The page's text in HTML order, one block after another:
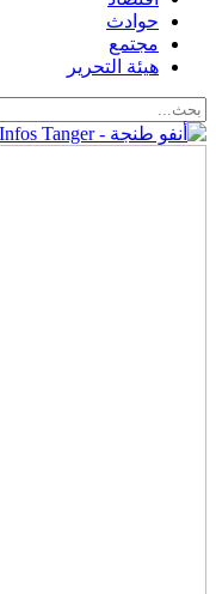
حوادث
مجتمع
هيئة التحرير